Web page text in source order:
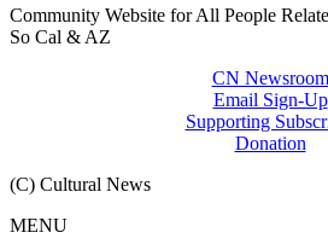
Community Website for All People
So Cal & AZ
CN Newsroom
Email Sign-Up
Supporting
Donation
(C) Cultural News
MENU